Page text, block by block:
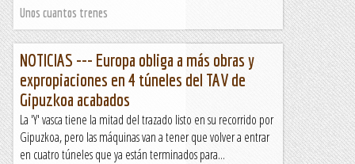
Unos cuantos trenes
NOTICIAS --- Europa obliga a más obras y
expropiaciones en 4 túneles del TAV de
Gipuzkoa acabados
La 'Y' vasca tiene la mitad del trazado listo en su recorrido por
Gipuzkoa, pero las máquinas van a tener que volver a entrar
en cuatro túneles que ya están terminados para...